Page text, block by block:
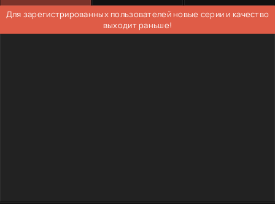
Для зарегистрированных пользователей новые серии и качество
выходит раньше!